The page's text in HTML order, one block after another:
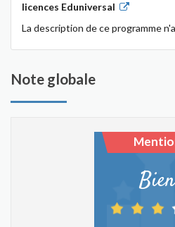
licences Eduniversal
La description de ce programme
Note globale
Bien